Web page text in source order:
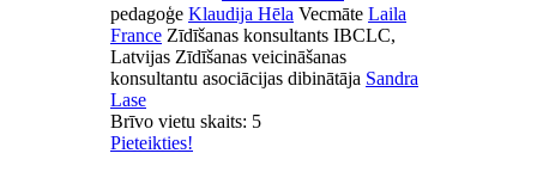
pedagoģe Klaudija Hēla Vecmāte Laila
France Zīdīšanas konsultants IBCLC,
Latvijas Zīdīšanas veicināšanas
konsultantu asociācijas dibinātāja Sandra
Lase
Brīvo vietu skaits: 5
Pieteikties!